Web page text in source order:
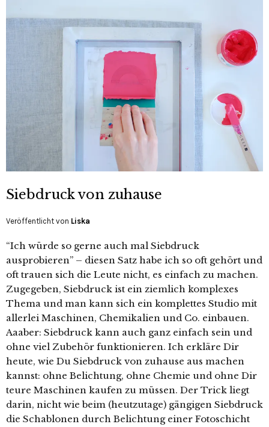
Siebdruck von zuhause
Veröffentlicht von Liska
“Ich würde so gerne auch mal Siebdruck
ausprobieren” – diesen Satz habe ich so oft gehört und
oft trauen sich die Leute nicht, es einfach zu machen.
Zugegeben, Siebdruck ist ein ziemlich komplexes
Thema und man kann sich ein komplettes Studio mit
allerlei Maschinen, Chemikalien und Co. einbauen.
Aaaber: Siebdruck kann auch ganz einfach sein und
ohne viel Zubehör funktionieren. Ich erkläre Dir
heute, wie Du Siebdruck von zuhause aus machen
kannst: ohne Belichtung, ohne Chemie und ohne Dir
teure Maschinen kaufen zu müssen. Der Trick liegt
darin, nicht wie beim (heutzutage) gängigen Siebdruck
die Schablonen durch Belichtung einer Fotoschicht